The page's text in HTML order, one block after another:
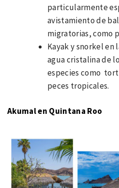
particularmente
avistamiento de
migratorias, como
Kayak y snorkel en
agua cristalina de
especies como
peces tropicales.
Akumal en Quintana Roo